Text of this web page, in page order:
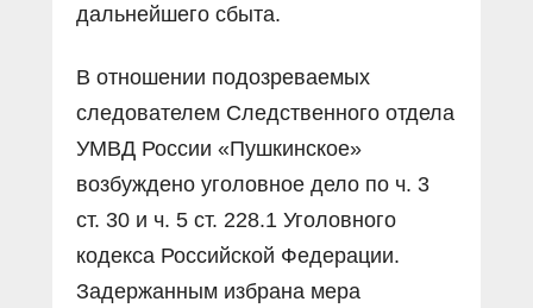
дальнейшего сбыта.
В отношении подозреваемых
следователем Следственного отдела
УМВД России «Пушкинское»
возбуждено уголовное дело по ч. 3
ст. 30 и ч. 5 ст. 228.1 Уголовного
кодекса Российской Федерации.
Задержанным избрана мера